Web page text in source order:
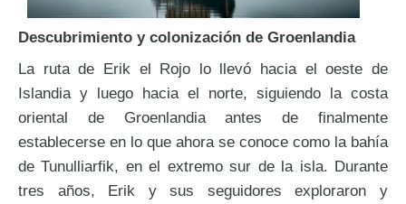
Descubrimiento y colonización de Groenlandia
La ruta de Erik el Rojo lo llevó hacia el oeste de
Islandia y luego hacia el norte, siguiendo la costa
oriental de Groenlandia antes de finalmente
establecerse en lo que ahora se conoce como la bahía
de Tunulliarfik, en el extremo sur de la isla. Durante
tres años, Erik y sus seguidores exploraron y